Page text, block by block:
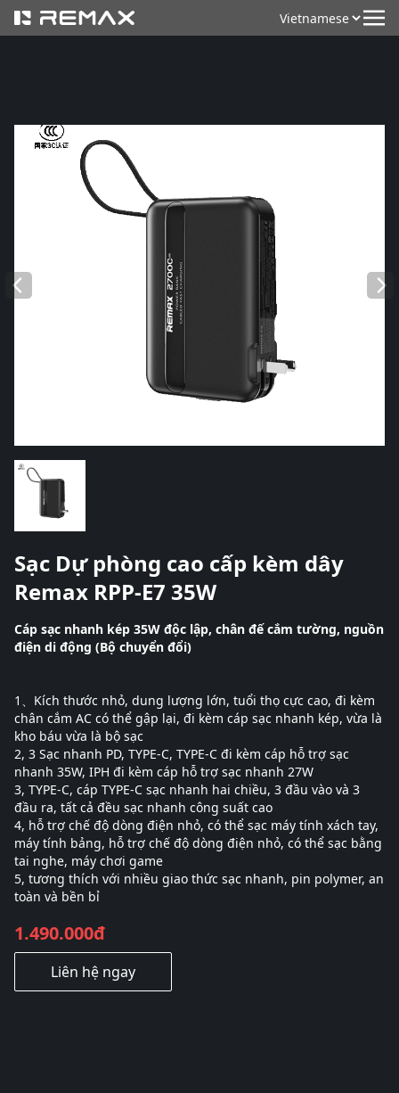
Sạc Dự phòng cao cấp kèm dây
Remax RPP-E7 35W
Cáp sạc nhanh kép 35W độc lập, chân đế cắm tường, nguồn
điện di động (Bộ chuyển đổi)
1、Kích thước nhỏ, dung lượng lớn, tuổi thọ cực cao, đi kèm
chân cắm AC có thể gập lại, đi kèm cáp sạc nhanh kép, vừa là
kho báu vừa là bộ sạc
2, 3 Sạc nhanh PD, TYPE-C, TYPE-C đi kèm cáp hỗ trợ sạc
nhanh 35W, IPH đi kèm cáp hỗ trợ sạc nhanh 27W
3, TYPE-C, cáp TYPE-C sạc nhanh hai chiều, 3 đầu vào và 3
đầu ra, tất cả đều sạc nhanh công suất cao
4, hỗ trợ chế độ dòng điện nhỏ, có thể sạc máy tính xách tay,
máy tính bảng, hỗ trợ chế độ dòng điện nhỏ, có thể sạc bằng
tai nghe, máy chơi game
5, tương thích với nhiều giao thức sạc nhanh, pin polymer, an
toàn và bền bỉ
1.490.000đ
Liên hệ ngay